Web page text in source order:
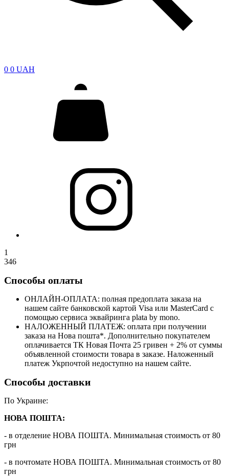
0 0 UAH
1
346
Способы оплаты
ОНЛАЙН-ОПЛАТА: полная предоплата заказа на
нашем сайте банковской картой Visa или MasterCard с
помощью сервиса эквайринга plata by mono.
НАЛОЖЕННЫЙ ПЛАТЕЖ: оплата при получении
заказа на Нова пошта*. Дополнительно покупателем
оплачивается ТК Новая Почта 25 гривен + 2% от суммы
объявленной стоимости товара в заказе. Наложенный
платеж Укрпочтой недоступно на нашем сайте.
Способы доставки
По Украине:
НОВА ПОШТА:
- в отделение НОВА ПОШТА. Минимальная стоимость от 80
грн
- в почтомате НОВА ПОШТА. Минимальная стоимость от 80
грн